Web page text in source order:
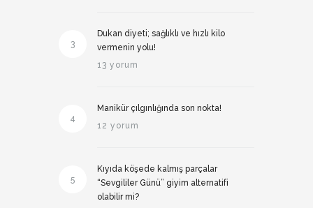
3
Dukan diyeti; sağlıklı ve hızlı kilo
vermenin yolu!
13 yorum
4
Manikür çılgınlığında son nokta!
12 yorum
5
Kıyıda köşede kalmış parçalar
“Sevgililer Günü” giyim alternatifi
olabilir mi?